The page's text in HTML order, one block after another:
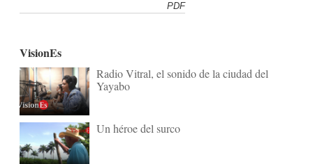
PDF
VisionEs
Radio Vitral, el sonido de la ciudad del
Yayabo
Un héroe del surco